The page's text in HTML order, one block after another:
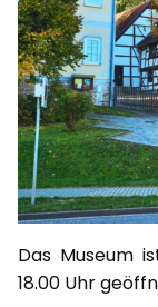
Das Museum
18.00 Uhr